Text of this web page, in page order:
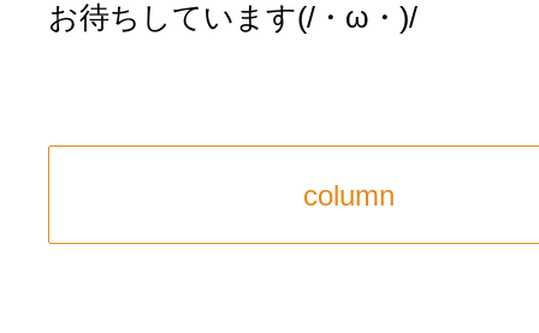
お待ちしています(/・ω・)/
column